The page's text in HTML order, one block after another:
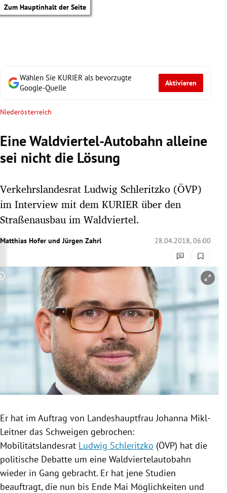
Zum Hauptinhalt der Seite
Untermenü
Untermenü
Untermenü
Untermenü
Untermenü
Untermenü
Untermenü
Wählen Sie KURIER als bevorzugte
Google-Quelle
Aktivieren
Niederösterreich
Eine Waldviertel-Autobahn alleine
sei nicht die Lösung
Verkehrslandesrat Ludwig Schleritzko (ÖVP)
im Interview mit dem KURIER über den
Straßenausbau im Waldviertel.
Matthias Hofer und Jürgen Zahrl 28.04.2018, 06:00
Copyright-Hinweis öffnen/schließen
Er hat im Auftrag von Landeshauptfrau Johanna Mikl-
Leitner das Schweigen gebrochen:
Mobilitätslandesrat Ludwig Schleritzko (ÖVP) hat die
politische Debatte um eine Waldviertelautobahn
wieder in Gang gebracht. Er hat jene Studien
beauftragt, die nun bis Ende Mai Möglichkeiten und